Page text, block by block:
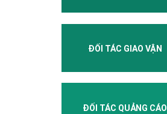
ĐỐI TÁC GIAO VẬN
ĐỐI TÁC QUẢNG CÁO